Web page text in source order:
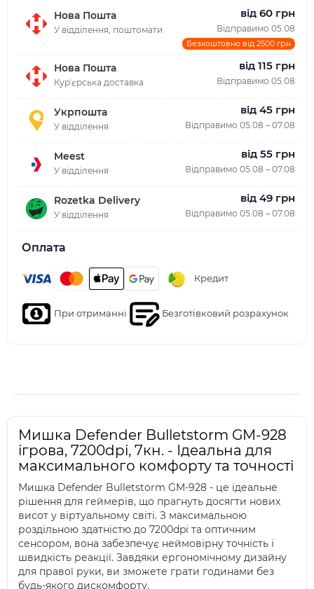
Нова Пошта
У відділення, поштомати
від 60 грн
Відправимо 05.08
Безкоштовно від 2500 грн
Нова Пошта
Курʼєрська доставка
від 115 грн
Відправимо 05.08
Укрпошта
У відділення
від 45 грн
Відправимо 05.08 – 07.08
Meest
У відділення
від 55 грн
Відправимо 05.08 – 07.08
Rozetka Delivery
У відділення
від 49 грн
Відправимо 05.08 – 07.08
Оплата
Кредит
При отриманні Безготівковий розрахунок
Мишка Defender Bulletstorm GM-928
ігрова, 7200dpi, 7кн. - Ідеальна для
максимального комфорту та точності
Мишка Defender Bulletstorm GM-928 - це ідеальне
рішення для геймерів, що прагнуть досягти нових
висот у віртуальному світі. З максимальною
роздільною здатністю до 7200dpi та оптичним
сенсором, вона забезпечує неймовірну точність і
швидкість реакції. Завдяки ергономічному дизайну
для правої руки, ви зможете грати годинами без
будь-якого дискомфорту.